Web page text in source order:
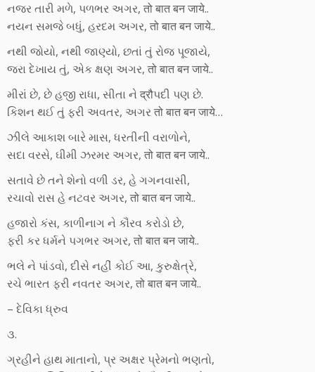
નજર તારી મળે, પળભર અગર, तो बात बन जाये..
નયન સમજે બધું, હરદમ અગર, तो बात बन जाये..
નથી જોયો, નથી જાણ્યો, છતાં તું રોજ પૂજાયે,
જરા દેખાય તું, એક ક્ષણ અગર, तो बात बन जाये..
મીરાં છે, છે હજી રાધા, સીતા ને द्रौપદી પણ છે.
કિશન થઈ તું ફરી અવતર, અગર तो बात बन जाये…
ઝીલે આકાશ બારે માસ, ધરતીની વરાળોને,
સદા વરસે, ઘીમી ઝરમર અગર, तो बात बन जाये..
સતાવે છે તને શેનો વળી ડર, હે ગગનવાસી,
રચાવો રાસ હે નટવર અગર, तो बात बन जाये..
હજારો કંસ, કાળીનાગ ને કૌરવ કરોડો છે,
ફરી કર ધર્મને પગભર અગર, तो बात बन जाये..
ભલે ને પાંડવો, દીસે નહીં કોઈ આ, કુરુક્ષેત્રે,
રચે ભારત ફરી નવતર અગર, तो बात बन जाये..
– દેવિકા ધ્રુવ
૩.
ગ્રહીને હાથ માતાનો, પ્ર અક્ષર પ્રેમનો ભણતો,